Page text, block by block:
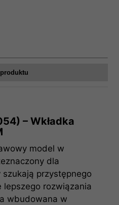
– Wkładka
model w
dla
przystępnego
lepszego rozwiązania
wbudowana w